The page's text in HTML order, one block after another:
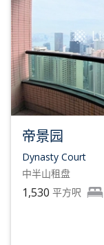
帝景园
Dynasty Court
中半山租盘
1,530 平方呎